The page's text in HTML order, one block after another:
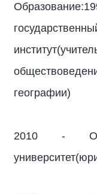
географии)
2010 -